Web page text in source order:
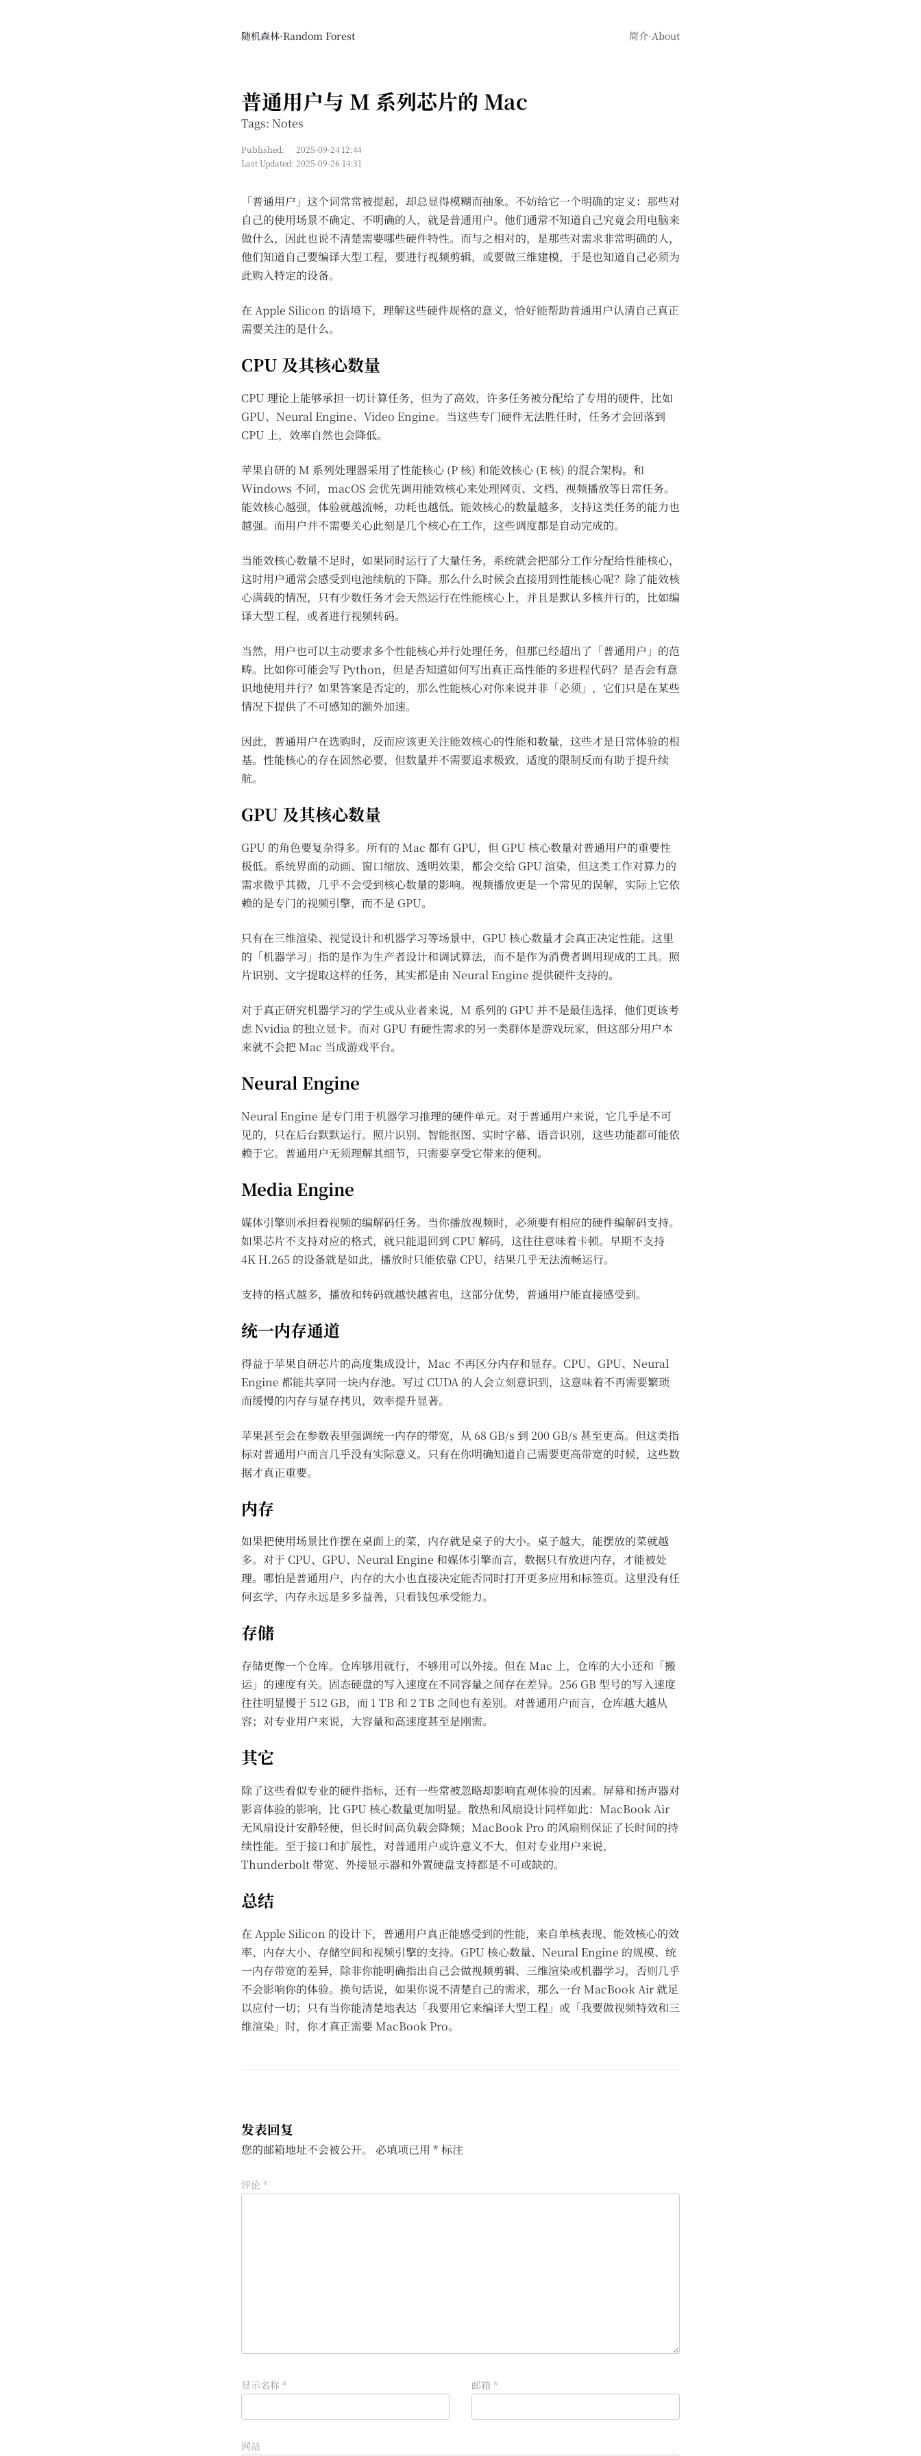
随机森林·Random Forest 简介·About
普通用户与 M 系列芯片的 Mac
Tags: Notes
Published:
2025-09-24 12:44
Last Updated: 2025-09-26 14:31
「普通用户」这个词常常被提起，却总显得模糊而抽象。不妨给它一个明确的定义：那些对
自己的使用场景不确定、不明确的人，就是普通用户。他们通常不知道自己究竟会用电脑来
做什么，因此也说不清楚需要哪些硬件特性。而与之相对的，是那些对需求非常明确的人，
他们知道自己要编译大型工程，要进行视频剪辑，或要做三维建模，于是也知道自己必须为
此购入特定的设备。
在 Apple Silicon 的语境下，理解这些硬件规格的意义，恰好能帮助普通用户认清自己真正
需要关注的是什么。
CPU 及其核心数量
CPU 理论上能够承担一切计算任务，但为了高效，许多任务被分配给了专用的硬件，比如
GPU、Neural Engine、Video Engine。当这些专门硬件无法胜任时，任务才会回落到
CPU 上，效率自然也会降低。
苹果自研的 M 系列处理器采用了性能核心 (P 核) 和能效核心 (E 核) 的混合架构。和
Windows 不同，macOS 会优先调用能效核心来处理网页、文档、视频播放等日常任务。
能效核心越强，体验就越流畅，功耗也越低。能效核心的数量越多，支持这类任务的能力也
越强。而用户并不需要关心此刻是几个核心在工作，这些调度都是自动完成的。
当能效核心数量不足时，如果同时运行了大量任务，系统就会把部分工作分配给性能核心，
这时用户通常会感受到电池续航的下降。那么什么时候会直接用到性能核心呢？除了能效核
心满载的情况，只有少数任务才会天然运行在性能核心上，并且是默认多核并行的，比如编
译大型工程，或者进行视频转码。
当然，用户也可以主动要求多个性能核心并行处理任务，但那已经超出了「普通用户」的范
畴。比如你可能会写 Python，但是否知道如何写出真正高性能的多进程代码？是否会有意
识地使用并行？如果答案是否定的，那么性能核心对你来说并非「必须」，它们只是在某些
情况下提供了不可感知的额外加速。
因此，普通用户在选购时，反而应该更关注能效核心的性能和数量，这些才是日常体验的根
基。性能核心的存在固然必要，但数量并不需要追求极致，适度的限制反而有助于提升续
航。
GPU 及其核心数量
GPU 的角色要复杂得多。所有的 Mac 都有 GPU，但 GPU 核心数量对普通用户的重要性
极低。系统界面的动画、窗口缩放、透明效果，都会交给 GPU 渲染，但这类工作对算力的
需求微乎其微，几乎不会受到核心数量的影响。视频播放更是一个常见的误解，实际上它依
赖的是专门的视频引擎，而不是 GPU。
只有在三维渲染、视觉设计和机器学习等场景中，GPU 核心数量才会真正决定性能。这里
的「机器学习」指的是作为生产者设计和调试算法，而不是作为消费者调用现成的工具。照
片识别、文字提取这样的任务，其实都是由 Neural Engine 提供硬件支持的。
对于真正研究机器学习的学生或从业者来说，M 系列的 GPU 并不是最佳选择，他们更该考
虑 Nvidia 的独立显卡。而对 GPU 有硬性需求的另一类群体是游戏玩家，但这部分用户本
来就不会把 Mac 当成游戏平台。
Neural Engine
Neural Engine 是专门用于机器学习推理的硬件单元。对于普通用户来说，它几乎是不可
见的，只在后台默默运行。照片识别、智能抠图、实时字幕、语音识别，这些功能都可能依
赖于它。普通用户无须理解其细节，只需要享受它带来的便利。
Media Engine
媒体引擎则承担着视频的编解码任务。当你播放视频时，必须要有相应的硬件编解码支持。
如果芯片不支持对应的格式，就只能退回到 CPU 解码，这往往意味着卡顿。早期不支持
4K H.265 的设备就是如此，播放时只能依靠 CPU，结果几乎无法流畅运行。
支持的格式越多，播放和转码就越快越省电，这部分优势，普通用户能直接感受到。
统一内存通道
得益于苹果自研芯片的高度集成设计，Mac 不再区分内存和显存。CPU、GPU、Neural
Engine 都能共享同一块内存池。写过 CUDA 的人会立刻意识到，这意味着不再需要繁琐
而缓慢的内存与显存拷贝，效率提升显著。
苹果甚至会在参数表里强调统一内存的带宽，从 68 GB/s 到 200 GB/s 甚至更高。但这类指
标对普通用户而言几乎没有实际意义。只有在你明确知道自己需要更高带宽的时候，这些数
据才真正重要。
内存
如果把使用场景比作摆在桌面上的菜，内存就是桌子的大小。桌子越大，能摆放的菜就越
多。对于 CPU、GPU、Neural Engine 和媒体引擎而言，数据只有放进内存，才能被处
理。哪怕是普通用户，内存的大小也直接决定能否同时打开更多应用和标签页。这里没有任
何玄学，内存永远是多多益善，只看钱包承受能力。
存储
存储更像一个仓库。仓库够用就行，不够用可以外接。但在 Mac 上，仓库的大小还和「搬
运」的速度有关。固态硬盘的写入速度在不同容量之间存在差异。256 GB 型号的写入速度
往往明显慢于 512 GB，而 1 TB 和 2 TB 之间也有差别。对普通用户而言，仓库越大越从
容；对专业用户来说，大容量和高速度甚至是刚需。
其它
除了这些看似专业的硬件指标，还有一些常被忽略却影响直观体验的因素。屏幕和扬声器对
影音体验的影响，比 GPU 核心数量更加明显。散热和风扇设计同样如此：MacBook Air
无风扇设计安静轻便，但长时间高负载会降频；MacBook Pro 的风扇则保证了长时间的持
续性能。至于接口和扩展性，对普通用户或许意义不大，但对专业用户来说，
Thunderbolt 带宽、外接显示器和外置硬盘支持都是不可或缺的。
总结
在 Apple Silicon 的设计下，普通用户真正能感受到的性能，来自单核表现、能效核心的效
率、内存大小、存储空间和视频引擎的支持。GPU 核心数量、Neural Engine 的规模、统
一内存带宽的差异，除非你能明确指出自己会做视频剪辑、三维渲染或机器学习，否则几乎
不会影响你的体验。换句话说，如果你说不清楚自己的需求，那么一台 MacBook Air 就足
以应付一切；只有当你能清楚地表达「我要用它来编译大型工程」或「我要做视频特效和三
维渲染」时，你才真正需要 MacBook Pro。
发表回复
您的邮箱地址不会被公开。 必填项已用 *标注
评论 *
显示名称 * 邮箱 *
网站